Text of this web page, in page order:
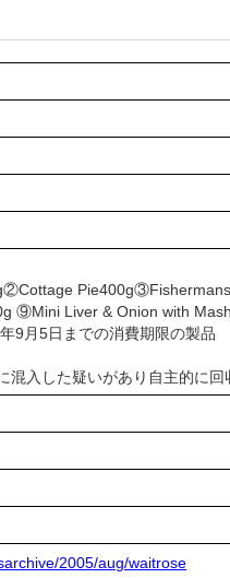
⑨Mini Liver & Onion with
9月5日までの消費期限の製品
混入した疑いがあり自主的に
2005/aug/waitrose